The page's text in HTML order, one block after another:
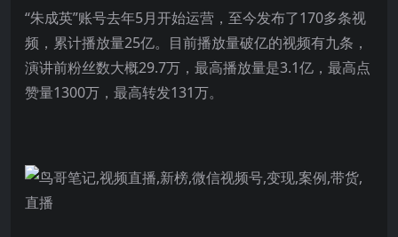
“朱成英”账号去年5月开始运营，至今发布了170多条视
频，累计播放量25亿。目前播放量破亿的视频有九条，
演讲前粉丝数大概29.7万，最高播放量是3.1亿，最高点
赞量1300万，最高转发131万。